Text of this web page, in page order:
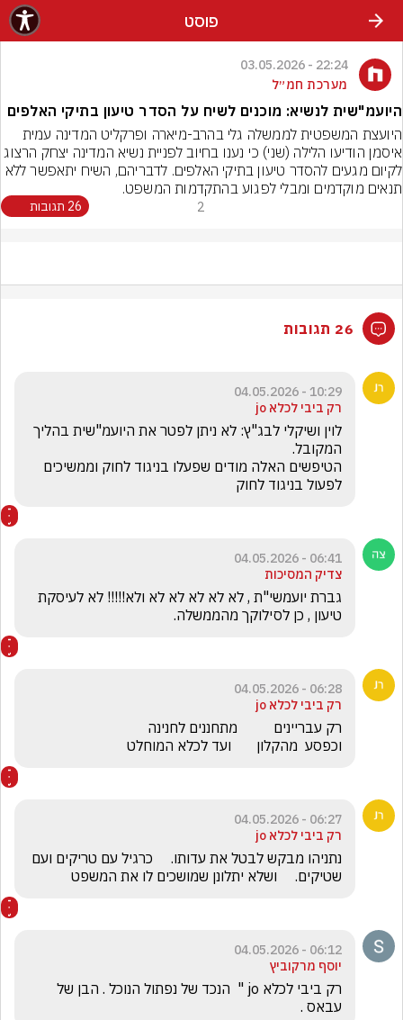
פוסט
22:24 - 03.05.2026
מערכת חמ״ל
היועמ"שית לנשיא: מוכנים לשיח על הסדר טיעון בתיקי האלפים
איסמן הודיעו הלילה (שני) כי נענו בחיוב לפניית נשיא המדינה יצחק הרצוג
תנאים מוקדמים ומבלי לפגוע בהתקדמות המשפט.
2 26 תגובות
26 תגובות
10:29 - 04.05.2026
רק ביבי לכלא jo
לפעול בניגוד לחוק
06:41 - 04.05.2026
צדיק המסיכות
טיעון , כן לסילוקך מהממשלה.
06:28 - 04.05.2026
רק ביבי לכלא jo
וכפסע  מהקלון       ועד לכלא המוחלט
06:27 - 04.05.2026
רק ביבי לכלא jo
שטיקים.     ושלא יתלונן שמושכים לו את המשפט
06:12 - 04.05.2026
יוסף מרקוביץ
עבאס .